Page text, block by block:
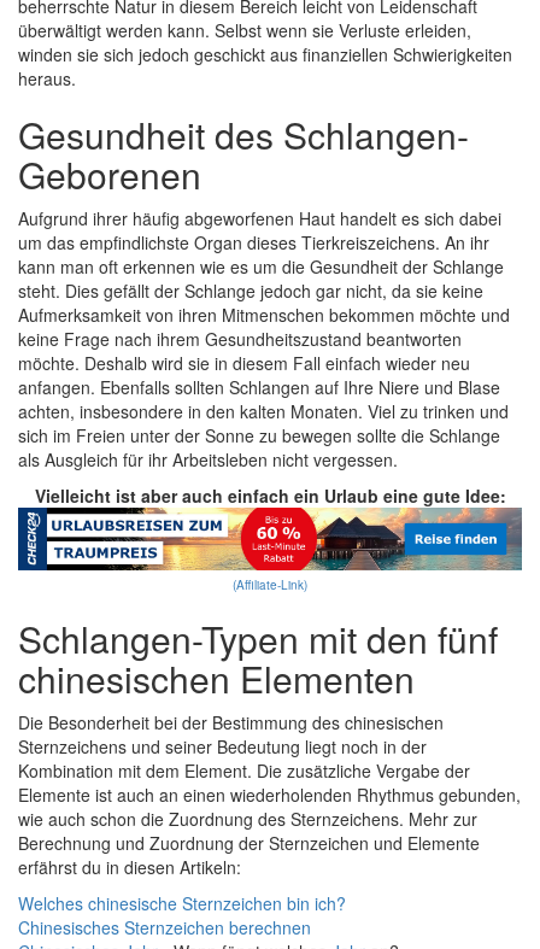
beherrschte Natur in diesem Bereich leicht von Leidenschaft
überwältigt werden kann. Selbst wenn sie Verluste erleiden,
winden sie sich jedoch geschickt aus finanziellen Schwierigkeiten
heraus.
Gesundheit des Schlangen-
Geborenen
Aufgrund ihrer häufig abgeworfenen Haut handelt es sich dabei
um das empfindlichste Organ dieses Tierkreiszeichens. An ihr
kann man oft erkennen wie es um die Gesundheit der Schlange
steht. Dies gefällt der Schlange jedoch gar nicht, da sie keine
Aufmerksamkeit von ihren Mitmenschen bekommen möchte und
keine Frage nach ihrem Gesundheitszustand beantworten
möchte. Deshalb wird sie in diesem Fall einfach wieder neu
anfangen. Ebenfalls sollten Schlangen auf Ihre Niere und Blase
achten, insbesondere in den kalten Monaten. Viel zu trinken und
sich im Freien unter der Sonne zu bewegen sollte die Schlange
als Ausgleich für ihr Arbeitsleben nicht vergessen.
Vielleicht ist aber auch einfach ein Urlaub eine gute Idee:
(Affiliate-Link)
Schlangen-Typen mit den fünf
chinesischen Elementen
Die Besonderheit bei der Bestimmung des chinesischen
Sternzeichens und seiner Bedeutung liegt noch in der
Kombination mit dem Element. Die zusätzliche Vergabe der
Elemente ist auch an einen wiederholenden Rhythmus gebunden,
wie auch schon die Zuordnung des Sternzeichens. Mehr zur
Berechnung und Zuordnung der Sternzeichen und Elemente
erfährst du in diesen Artikeln:
Welches chinesische Sternzeichen bin ich?
Chinesisches Sternzeichen berechnen